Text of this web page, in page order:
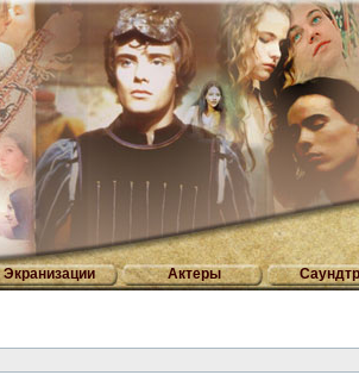
Экранизации Актеры